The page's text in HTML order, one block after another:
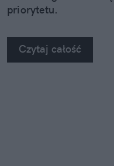
priorytetu.
Czytaj całość